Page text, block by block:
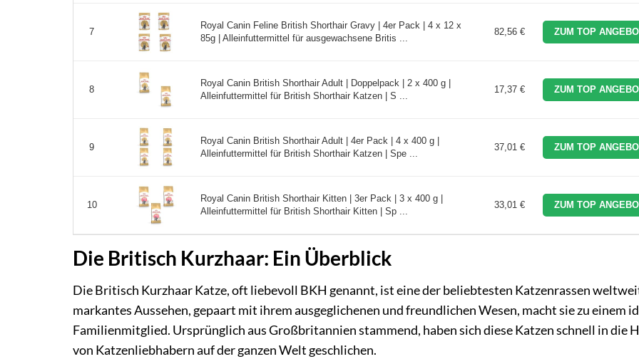
7
Royal Canin Feline British Shorthair Gravy | 4er Pack | 4 x 12 x
85g | Alleinfuttermittel für ausgewachsene Britis ...
82,56 € ZUM TOP
8
Royal Canin British Shorthair Adult | Doppelpack | 2 x 400 g |
Alleinfuttermittel für British Shorthair Katzen | S ...
17,37 € ZUM TOP
9
Royal Canin British Shorthair Adult | 4er Pack | 4 x 400 g |
Alleinfuttermittel für British Shorthair Katzen | Spe ...
37,01 € ZUM TOP
10
Royal Canin British Shorthair Kitten | 3er Pack | 3 x 400 g |
Alleinfuttermittel für British Shorthair Kitten | Sp ...
33,01 € ZUM TOP
Die Britisch Kurzhaar: Ein Überblick
Die Britisch Kurzhaar Katze, oft liebevoll BKH genannt, ist eine der beliebtesten Katzenrassen
markantes Aussehen, gepaart mit ihrem ausgeglichenen und freundlichen Wesen, macht sie zu einem
Familienmitglied. Ursprünglich aus Großbritannien stammend, haben sich diese Katzen schnell in die
von Katzenliebhabern auf der ganzen Welt geschlichen.